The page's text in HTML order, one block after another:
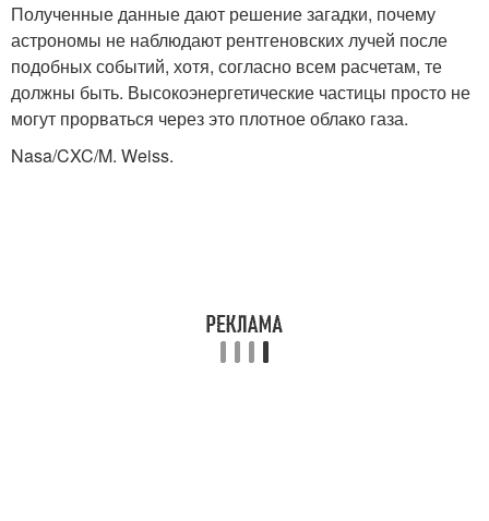
Полученные данные дают решение загадки, почему
астрономы не наблюдают рентгеновских лучей после
подобных событий, хотя, согласно всем расчетам, те
должны быть. Высокоэнергетические частицы просто не
могут прорваться через это плотное облако газа.
Nasa/CXC/M. Weiss.